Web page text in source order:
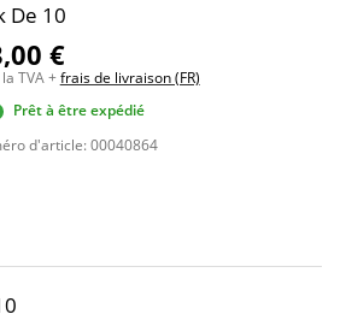
De 10
€
TVA +frais de livraison (FR)
Prêt à être expédié
d'article: 00040864